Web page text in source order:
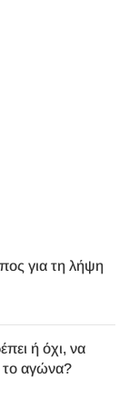
για τη λήψη
ή όχι, να
αγώνα?